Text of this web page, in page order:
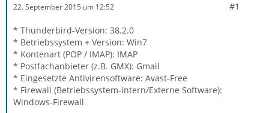
22. September 2015 um 12:52 #1
* Thunderbird-Version: 38.2.0
* Betriebssystem + Version: Win7
* Kontenart (POP / IMAP): IMAP
* Postfachanbieter (z.B. GMX): Gmail
* Eingesetzte Antivirensoftware: Avast-Free
* Firewall (Betriebssystem-intern/Externe Software):
Windows-Firewall